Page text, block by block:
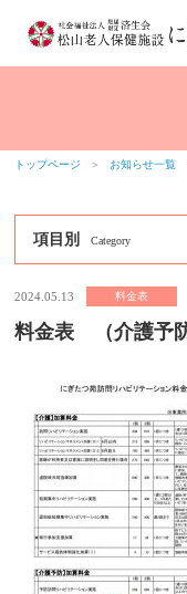
トップページ ＞ お知らせ一覧
項目別 Category
2024.05.13 料金表
料金表 （介護予